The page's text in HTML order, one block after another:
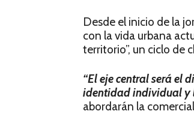
Desde el inicio de la
con la vida urbana
territorio”, un ciclo de
“El eje central será el
identidad individual y
abordarán la